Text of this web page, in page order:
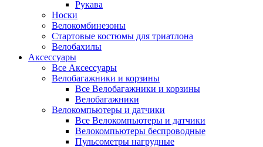
Рукава
Носки
Велокомбинезоны
Стартовые костюмы для триатлона
Велобахилы
Аксессуары
Все Аксессуары
Велобагажники и корзины
Все Велобагажники и корзины
Велобагажники
Велокомпьютеры и датчики
Все Велокомпьютеры и датчики
Велокомпьютеры беспроводные
Пульсометры нагрудные